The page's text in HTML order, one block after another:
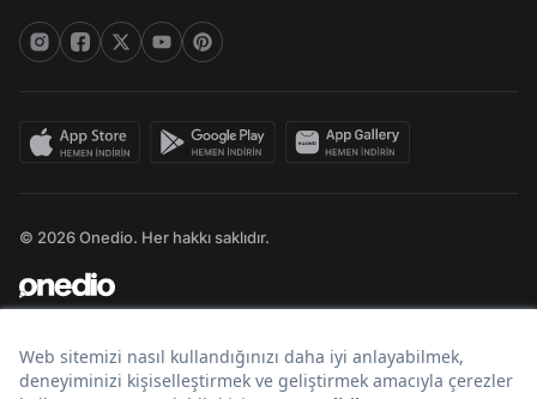
© 2026 Onedio. Her hakkı saklıdır.
Bir markasıdır.